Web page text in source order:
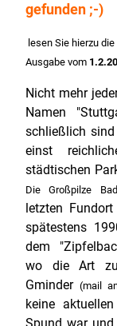
gefunden ;-)
lesen Sie hierzu die
Ausgabe vom
Nicht mehr
Namen
schließlich
einst
städtischen
Die Großpilze
letzten
spätestens
dem
wo die Art
Gminder (mail
keine